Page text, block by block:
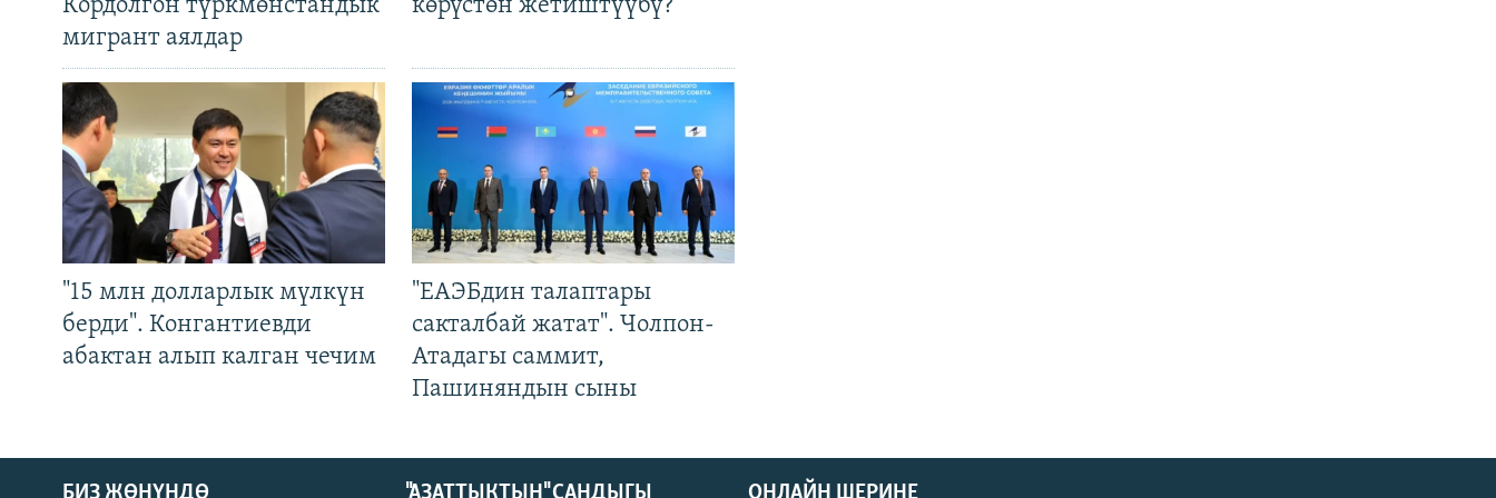
Кордолгон түркмөнстандык
мигрант аялдар
көрүстөн жетиштүүбү?
"15 млн долларлык мүлкүн
берди". Конгантиевди
абактан алып калган чечим
"ЕАЭБдин талаптары
сакталбай жатат". Чолпон-
Атадагы саммит,
Пашиняндын сыны